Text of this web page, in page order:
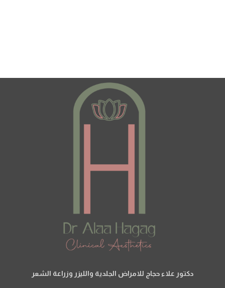
دكتور علاء حجاج للامراض الجلدية والليزر وزراعة الشعر